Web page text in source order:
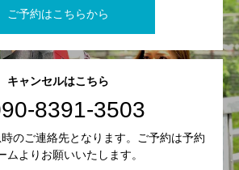
ご予約はこちらから
キャンセルはこちら
8391-3503
のご連絡先となります。ご予約は予約
ムよりお願いいたします。